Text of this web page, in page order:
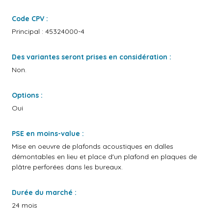
Code CPV :
Principal : 45324000-4
Des variantes seront prises en considération :
Non.
Options :
Oui
PSE en moins-value :
Mise en oeuvre de plafonds acoustiques en dalles
démontables en lieu et place d'un plafond en plaques de
plâtre perforées dans les bureaux.
Durée du marché :
24 mois